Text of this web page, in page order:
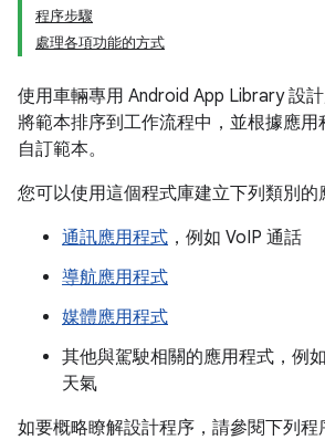
程序步驟
處理各項功能的方式
使用車輛專用 Android App Library 設
將範本排序到工作流程中，並根據應
自訂範本。
您可以使用這個程式庫建立下列類別的
通訊應用程式 ，例如 VoIP 通話
導航應用程式
媒體應用程式
其他與駕駛相關的應用程式，例
天氣
如要概略瞭解設計程序，請參閱下列程